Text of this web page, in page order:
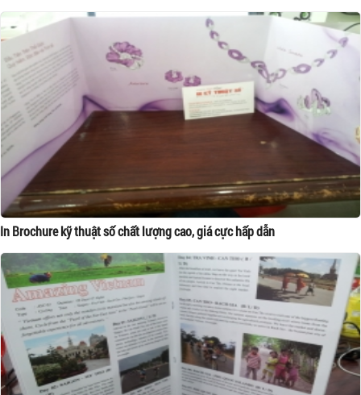
In Brochure kỹ thuật số chất lượng cao, giá cực hấp dẫn